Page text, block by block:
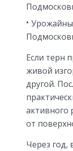
Если терн
живой
другой.
активного
от
Через год,